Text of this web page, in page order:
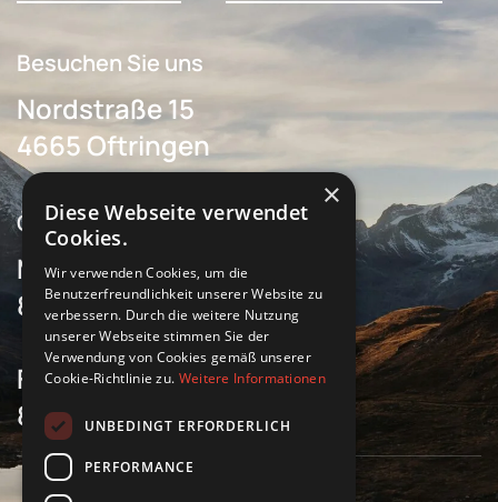
Besuchen Sie uns
Nordstraße 15
4665 Oftringen
Öffnungszeiten
Montag bis Donnerstag
8 Uhr bis 17 Uhr
Freitag
8 Uhr bis 16 Uhr
×
Diese Webseite verwendet
Cookies.
Wir verwenden Cookies, um die
Benutzerfreundlichkeit unserer Website zu
verbessern. Durch die weitere Nutzung
unserer Webseite stimmen Sie der
Verwendung von Cookies gemäß unserer
Cookie-Richtlinie zu. Weitere Informationen
UNBEDINGT ERFORDERLICH
PERFORMANCE